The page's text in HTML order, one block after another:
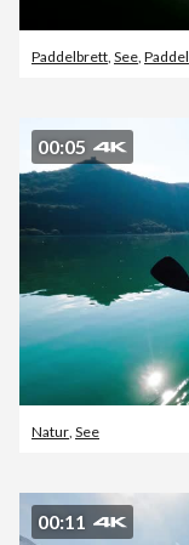
Paddelbrett See Paddel
00:05
Natur See
00:11